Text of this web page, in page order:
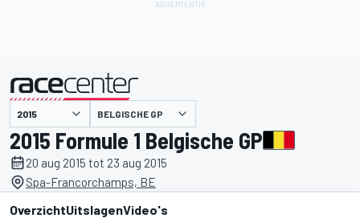
gepresenteerd door BELGISCHE GP
2015 Formule 1 Belgische GP
20 aug 2015 tot 23 aug 2015
Spa-Francorchamps, BE
OverzichtUitslagenVideo's